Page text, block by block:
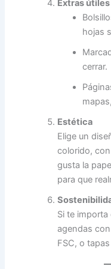
Extras útiles
hojas
cerrar.
Estética
Elige un
colorido,
gusta la
para que
Si te
agendas
FSC, o